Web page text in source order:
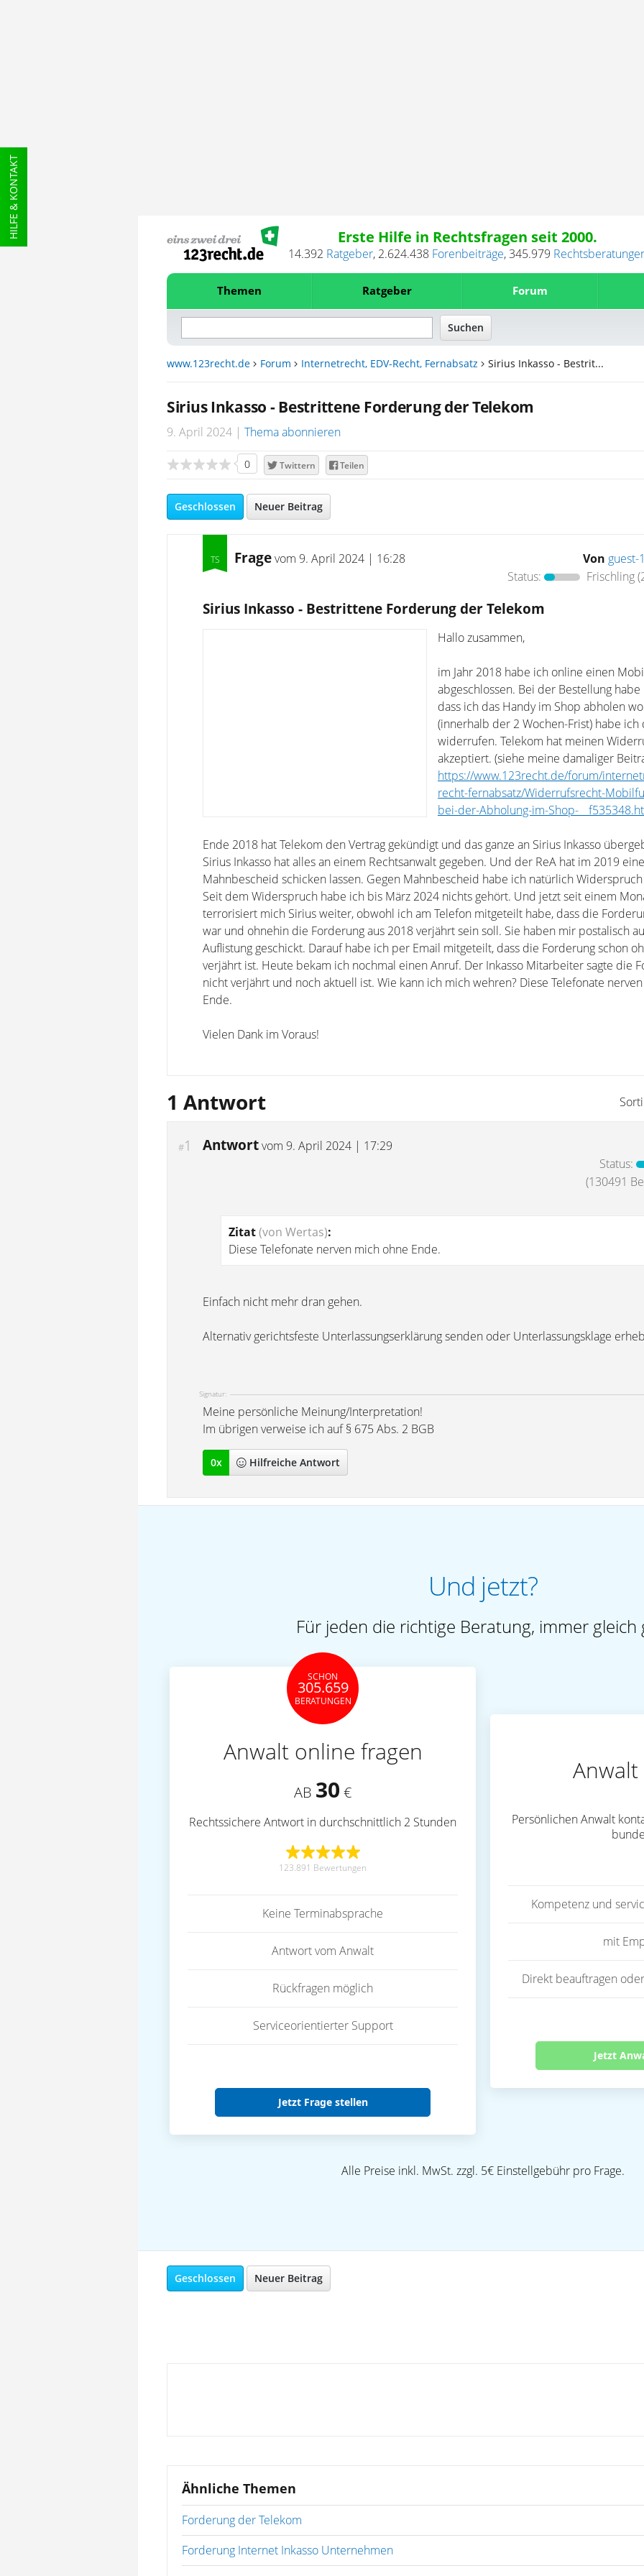
HILFE & KONTAKT Erste Hilfe in Rechtsfragen seit 2000.
14.392 Ratgeber, 2.624.438 Forenbeiträge,345.979
Themen Ratgeber Forum
www.123recht.de Forum Internetrecht, EDV-Recht, Fernabsatz Sirius Inkasso - Bestrit...
Sirius Inkasso - Bestrittene Forderung der Telekom
9. April 2024 Thema abonnieren
0 Twittern Teilen
Geschlossen Neuer Beitrag
Fragevom 9. April 2024 | 16:28 Von guest-
Status:
Frischling
Sirius Inkasso - Bestrittene Forderung der Telekom
Hallo zusammen,
im Jahr 2018 habe ich online einen
abgeschlossen. Bei der Bestellung
dass ich das Handy im Shop abholen
(innerhalb der 2 Wochen-Frist) habe ich
widerrufen. Telekom hat meinen
akzeptiert. (siehe meine damaliger
https://www.123recht.de/forum/
recht-fernabsatz/Widerrufsrecht-
bei-der-Abholung-im-Shop-
Ende 2018 hat Telekom den Vertrag gekündigt und das ganze an Sirius Inkasso
Sirius Inkasso hat alles an einem Rechtsanwalt gegeben. Und der ReA hat im 2019
Mahnbescheid schicken lassen. Gegen Mahnbescheid habe ich natürlich
Seit dem Widerspruch habe ich bis März 2024 nichts gehört. Und jetzt seit einem
terrorisiert mich Sirius weiter, obwohl ich am Telefon mitgeteilt habe, dass die
war und ohnehin die Forderung aus 2018 verjährt sein soll. Sie haben mir postalisch
Auflistung geschickt. Darauf habe ich per Email mitgeteilt, dass die Forderung schon
verjährt ist. Heute bekam ich nochmal einen Anruf. Der Inkasso Mitarbeiter sagte die
nicht verjährt und noch aktuell ist. Wie kann ich mich wehren? Diese Telefonate
Ende.
Vielen Dank im Voraus!
1 Antwort
#1 Antwortvom 9. April 2024 | 17:29
Status:
(130491
Zitat(von Wertas):
Diese Telefonate nerven mich ohne Ende.
Einfach nicht mehr dran gehen.
Alternativ gerichtsfeste Unterlassungserklärung senden oder Unterlassungsklage
Signatur:
Meine persönliche Meinung/Interpretation!
Im übrigen verweise ich auf § 675 Abs. 2 BGB
0x Hilfreiche Antwort
Und jetzt?
Für jeden die richtige Beratung, immer gleich
SCHON
305.659
BERATUNGEN
Anwalt online fragen
AB 30 €
Rechtssichere Antwort in durchschnittlich 2 Stunden
123.891 Bewertungen
Keine Terminabsprache
Antwort vom Anwalt
Rückfragen möglich
Serviceorientierter Support
Jetzt Frage stellen
Persönlichen Anwalt
Kompetenz und
mit
Direkt beauftragen
Jetzt
Alle Preise inkl. MwSt. zzgl. 5€ Einstellgebühr pro Frage.
Geschlossen Neuer Beitrag
Ähnliche Themen
Forderung der Telekom
Forderung Internet Inkasso Unternehmen